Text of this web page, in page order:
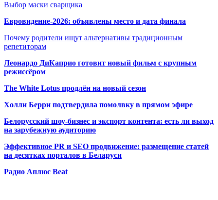
Выбор маски сварщика
Евровидение-2026: объявлены место и дата финала
Почему родители ищут альтернативы традиционным
репетиторам
Леонардо ДиКаприо готовит новый фильм с крупным
режиссёром
The White Lotus продлён на новый сезон
Холли Берри подтвердила помолвку в прямом эфире
Белорусский шоу-бизнес и экспорт контента: есть ли выход
на зарубежную аудиторию
Эффективное PR и SEO продвижение: размещение статей
на десятках порталов в Беларуси
Радио Аплюс Beat